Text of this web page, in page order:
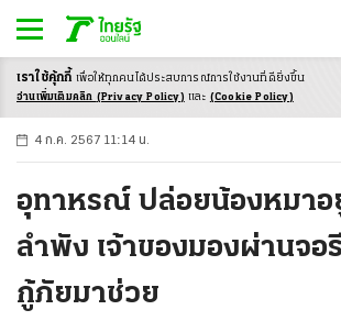
-ก ก ก+
4 ก.ค. 2567 11:14 น.
อุทาหรณ์ ปล่อยน้องหมาอ
ลำพัง เจ้าของมองผ่านจอ
กู้ภัยมาช่วย
เราใช้คุ้กกี้ เพื่อให้ทุกคนได้ประสบการณ์การใช้งานที่ดียิ่งขึ้น
อ่านเพิ่มเติมคลิก (Privacy Policy) และ (Cookie Policy)